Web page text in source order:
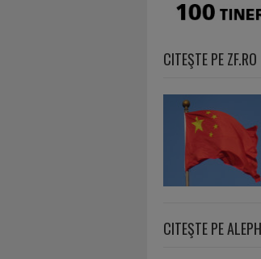
CITEŞTE PE ZF.RO
CITEŞTE PE